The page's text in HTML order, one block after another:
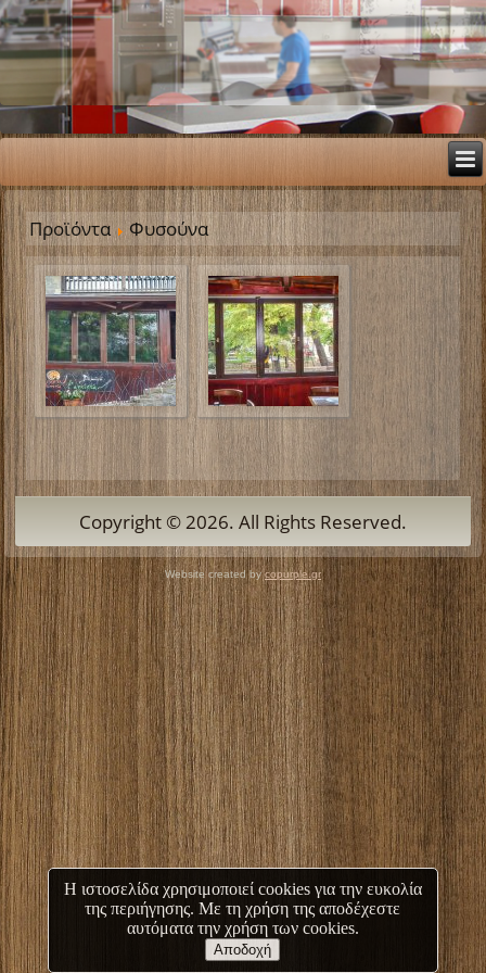
Προϊόντα Φυσούνα
Copyright © 2026. All Rights Reserved.
Website created bycopurple.gr
Η ιστοσελίδα χρησιμοποιεί cookies για την ευκολία
της περιήγησης. Με τη χρήση της αποδέχεστε
αυτόματα την χρήση των cookies.
Αποδοχή